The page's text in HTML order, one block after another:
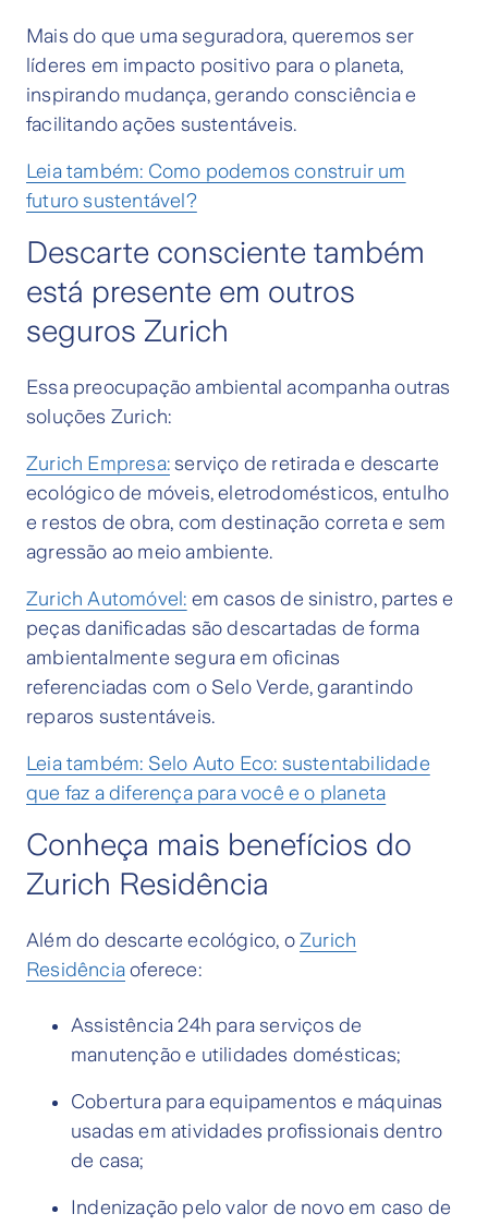
Mais do que uma seguradora, queremos ser
líderes em impacto positivo para o planeta,
inspirando mudança, gerando consciência e
facilitando ações sustentáveis.
Leia também: Como podemos construir um
futuro sustentável?
Descarte consciente também
está presente em outros
seguros Zurich
Essa preocupação ambiental acompanha outras
soluções Zurich:
Zurich Empresa: serviço de retirada e descarte
ecológico de móveis, eletrodomésticos, entulho
e restos de obra, com destinação correta e sem
agressão ao meio ambiente.
Zurich Automóvel: em casos de sinistro, partes e
peças danificadas são descartadas de forma
ambientalmente segura em oficinas
referenciadas com o Selo Verde, garantindo
reparos sustentáveis.
Leia também: Selo Auto Eco: sustentabilidade
que faz a diferença para você e o planeta
Conheça mais benefícios do
Zurich Residência
Além do descarte ecológico, o Zurich
Residência oferece:
Assistência 24h para serviços de
manutenção e utilidades domésticas;
Cobertura para equipamentos e máquinas
usadas em atividades profissionais dentro
de casa;
Indenização pelo valor de novo em caso de